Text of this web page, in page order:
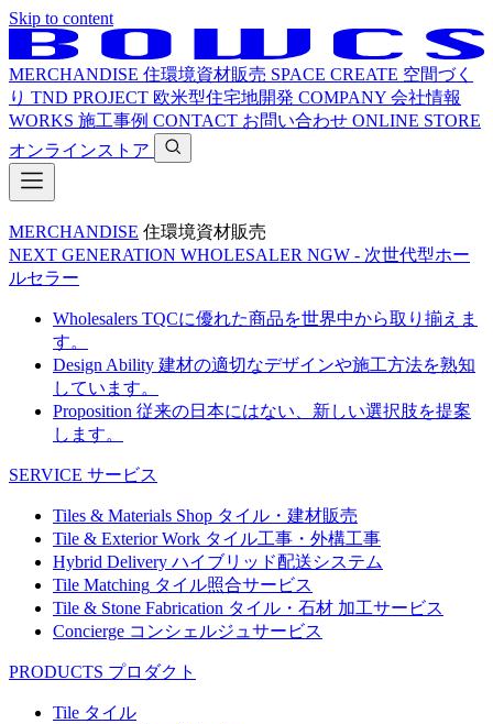
Skip to content
MERCHANDISE 住環境資材販売 SPACE CREATE 空間づく
り TND PROJECT 欧米型住宅地開発 COMPANY 会社情報
WORKS 施工事例 CONTACT お問い合わせ ONLINE STORE
オンラインストア
MERCHANDISE 住環境資材販売
NEXT GENERATION WHOLESALER NGW - 次世代型ホー
ルセラー
Wholesalers TQCに優れた商品を世界中から取り揃えま
す。
Design Ability 建材の適切なデザインや施工方法を熟知
しています。
Proposition 従来の日本にはない、新しい選択肢を提案
します。
SERVICE サービス
Tiles & Materials Shop タイル・建材販売
Tile & Exterior Work タイル工事・外構工事
Hybrid Delivery ハイブリッド配送システム
Tile Matching タイル照合サービス
Tile & Stone Fabrication タイル・石材 加工サービス
Concierge コンシェルジュサービス
PRODUCTS プロダクト
Tile タイル